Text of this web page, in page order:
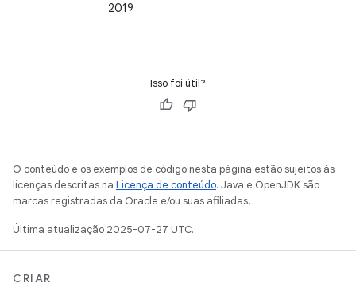
2019
Isso foi útil?
O conteúdo e os exemplos de código nesta página estão sujeitos às
licenças descritas na Licença de conteúdo. Java e OpenJDK são
marcas registradas da Oracle e/ou suas afiliadas.
Última atualização 2025-07-27 UTC.
CRIAR